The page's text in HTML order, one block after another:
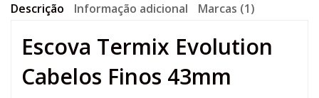
Descrição Informação adicional Marcas (1)
Escova Termix Evolution
Cabelos Finos 43mm